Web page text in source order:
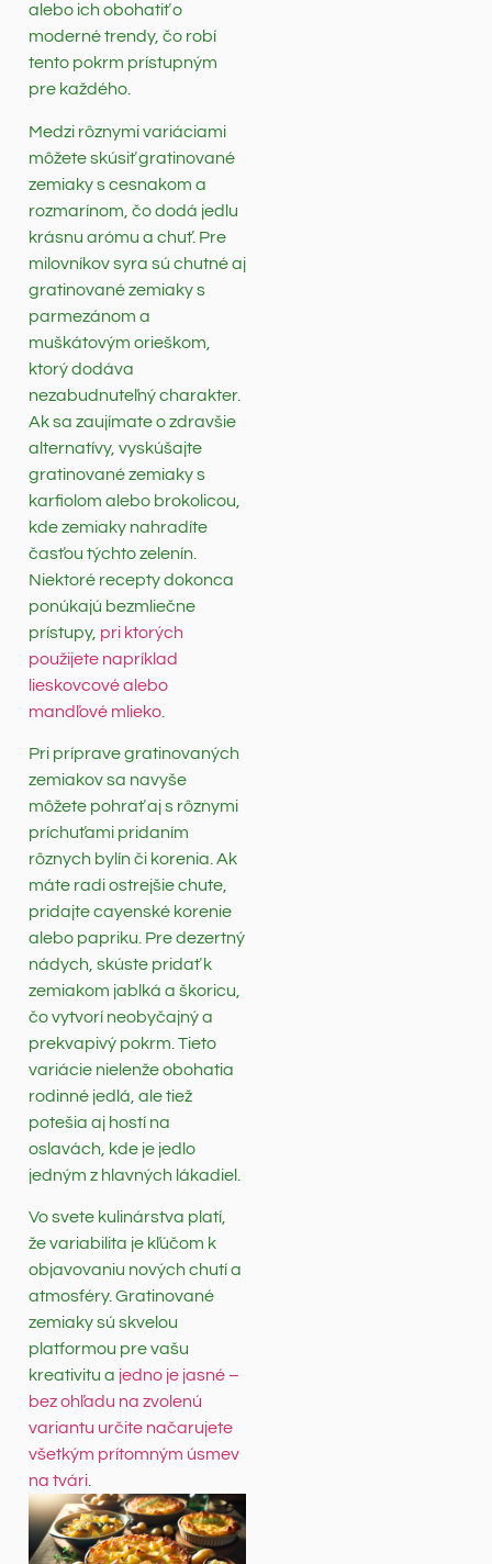
alebo ich obohatiť o
moderné trendy, čo robí
tento pokrm prístupným
pre každého.
Medzi rôznymi variáciami
môžete skúsiť gratinované
zemiaky s cesnakom a
rozmarínom, čo dodá jedlu
krásnu arómu a chuť. Pre
milovníkov syra sú chutné aj
gratinované zemiaky s
parmezánom a
muškátovým orieškom,
ktorý dodáva
nezabudnuteľný charakter.
Ak sa zaujímate o zdravšie
alternatívy, vyskúšajte
gratinované zemiaky s
karfiolom alebo brokolicou,
kde zemiaky nahradíte
časťou týchto zelenín.
Niektoré recepty dokonca
ponúkajú bezmliečne
prístupy, pri ktorých
použijete napríklad
lieskovcové alebo
mandľové mlieko
Pri príprave gratinovaných
zemiakov sa navyše
môžete pohrať aj s rôznymi
príchuťami pridaním
rôznych bylín či korenia. Ak
máte radi ostrejšie chute,
pridajte cayenské korenie
alebo papriku. Pre dezertný
nádych, skúste pridať k
zemiakom jablká a škoricu,
čo vytvorí neobyčajný a
prekvapivý pokrm. Tieto
variácie nielenže obohatia
rodinné jedlá, ale tiež
potešia aj hostí na
oslavách, kde je jedlo
jedným z hlavných lákadiel.
Vo svete kulinárstva platí,
že variabilita je kľúčom k
objavovaniu nových chutí a
atmosféry. Gratinované
zemiaky sú skvelou
platformou pre vašu
kreativitu a jedno je jasné –
bez ohľadu na zvolenú
variantu určite načarujete
všetkým prítomným úsmev
na tvári.